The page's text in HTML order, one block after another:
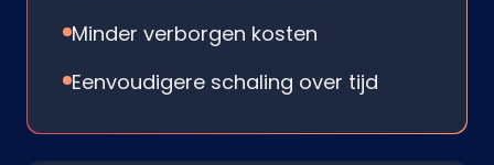
Minder verborgen kosten
Eenvoudigere schaling over tijd